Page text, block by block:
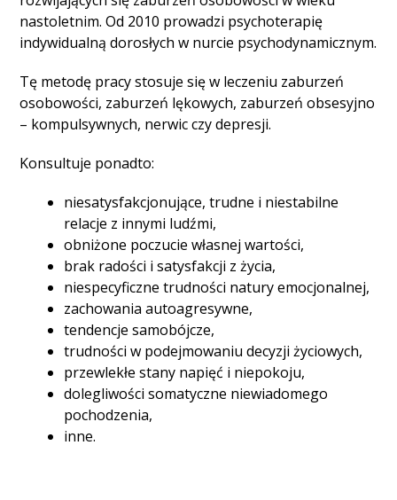
nastoletnim. Od 2010 prowadzi psychoterapię
indywidualną dorosłych w nurcie psychodynamicznym.
Tę metodę pracy stosuje się w leczeniu zaburzeń
osobowości, zaburzeń lękowych, zaburzeń obsesyjno
– kompulsywnych, nerwic czy depresji.
Konsultuje ponadto:
niesatysfakcjonujące, trudne i niestabilne
relacje z innymi ludźmi,
obniżone poczucie własnej wartości,
brak radości i satysfakcji z życia,
niespecyficzne trudności natury emocjonalnej,
zachowania autoagresywne,
tendencje samobójcze,
trudności w podejmowaniu decyzji życiowych,
przewlekłe stany napięć i niepokoju,
dolegliwości somatyczne niewiadomego
pochodzenia,
inne.